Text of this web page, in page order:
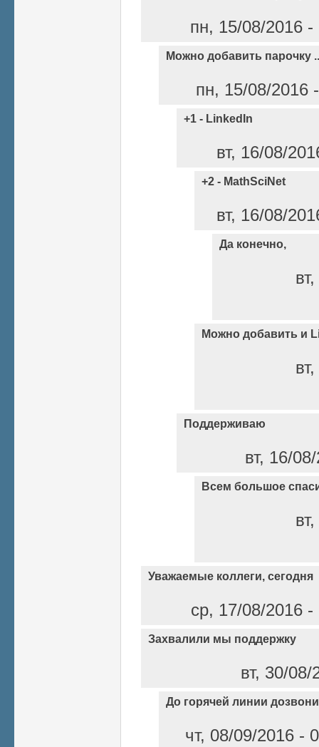
пн, 15/08/2016
Можно добавить парочку
пн, 15/08/
+1 - LinkedIn
вт, 16/08/
+2 - MathSciNet
вт, 16/08/
Да конечно,
Можно добавить и
Поддерживаю
вт, 16/
Всем большое
Уважаемые коллеги, сегодня
ср, 17/08/2016
Захвалили мы поддержку
вт, 30/
До горячей линии
чт, 08/09/2016 -